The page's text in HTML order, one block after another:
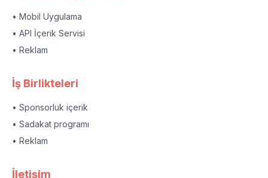
• Mobil Uygulama
• API İçerik Servisi
• Reklam
İş Birlikteleri
• Sponsorluk içerik
• Sadakat programı
• Reklam
İletişim